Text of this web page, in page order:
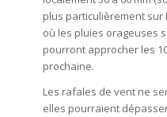
plus particulièrement sur
où les pluies orageuses
pourront approcher les
prochaine.
Les rafales de vent ne
elles pourraient